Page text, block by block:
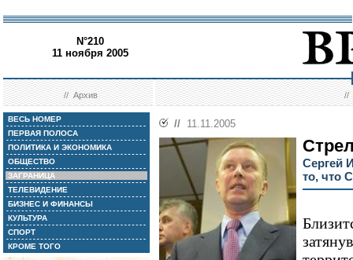
N°210
11 ноября 2005
//Архив //
ВЕСЬ НОМЕР
ПЕРВАЯ ПОЛОСА
ПОЛИТИКА И ЭКОНОМИКА
ОБЩЕСТВО
ЗАГРАНИЦА
ТЕЛЕВИДЕНИЕ
БИЗНЕС И ФИНАНСЫ
КУЛЬТУРА
СПОРТ
КРОМЕ ТОГО
// 11.11.2005
Сергей
то, что